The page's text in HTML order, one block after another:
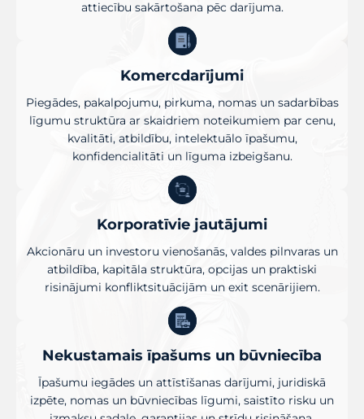
attiecību sakārtošana pēc darījuma.
Komercdarījumi
Piegādes, pakalpojumu, pirkuma, nomas un sadarbības
līgumu struktūra ar skaidriem noteikumiem par cenu,
kvalitāti, atbildību, intelektuālo īpašumu,
konfidencialitāti un līguma izbeigšanu.
Korporatīvie jautājumi
Akcionāru un investoru vienošanās, valdes pilnvaras un
atbildība, kapitāla struktūra, opcijas un praktiski
risinājumi konfliktsituācijām un exit scenārijiem.
Nekustamais īpašums un būvniecība
Īpašumu iegādes un attīstīšanas darījumi, juridiskā
izpēte, nomas un būvniecības līgumi, saistīto risku un